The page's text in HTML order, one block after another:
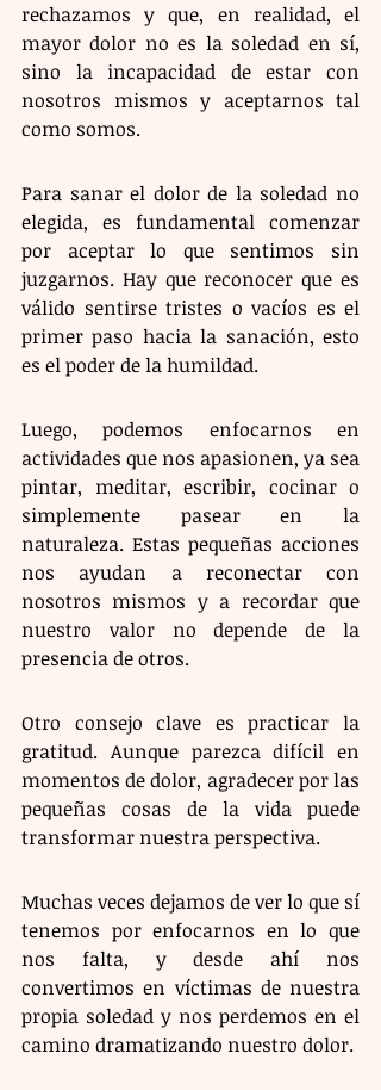
rechazamos y que, en realidad, el
mayor dolor no es la soledad en sí,
sino la incapacidad de estar con
nosotros mismos y aceptarnos tal
como somos.
Para sanar el dolor de la soledad no
elegida, es fundamental comenzar
por aceptar lo que sentimos sin
juzgarnos. Hay que reconocer que es
válido sentirse tristes o vacíos es el
primer paso hacia la sanación, esto
es el poder de la humildad.
Luego, podemos enfocarnos en
actividades que nos apasionen, ya sea
pintar, meditar, escribir, cocinar o
simplemente pasear en la
naturaleza. Estas pequeñas acciones
nos ayudan a reconectar con
nosotros mismos y a recordar que
nuestro valor no depende de la
presencia de otros.
Otro consejo clave es practicar la
gratitud. Aunque parezca difícil en
momentos de dolor, agradecer por las
pequeñas cosas de la vida puede
transformar nuestra perspectiva.
Muchas veces dejamos de ver lo que sí
tenemos por enfocarnos en lo que
nos falta, y desde ahí nos
convertimos en víctimas de nuestra
propia soledad y nos perdemos en el
camino dramatizando nuestro dolor.